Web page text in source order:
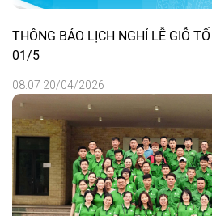
THÔNG BÁO LỊCH NGHỈ LỄ GIỖ
01/5
08:07 20/04/2026